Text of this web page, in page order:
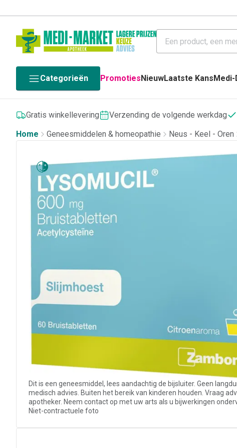
Categorieën PromotiesNieuwLaatste KansMedi-
Gratis winkellevering Verzending de volgende werkdag
Home
Geneesmiddelen & homeopathie Neus - Keel - Oren
Dit is een geneesmiddel, lees aandachtig de bijsluiter. Geen
medisch advies. Buiten het bereik van kinderen houden. Vraag
apotheker. Neem contact op met uw arts als u bijwerkingen
Niet-contractuele foto